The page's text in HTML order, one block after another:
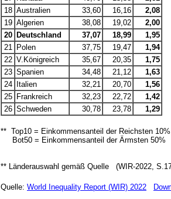
18 Australien 33,60 16,16
2,08
19 Algerien 38,08 19,02
2,00
20
Deutschland 37,07 18,99
1,95
21
Polen 37,75 19,47
1,94
22 V.Königreich 35,67 20,35
1,75
23 Spanien 34,48 21,12
1,63
24
Italien 32,21 20,70
1,56
25
Frankreich 32,23 22,72
1,42
26 Schweden 30,78 23,78 1,29
** Top10 = Einkommensanteil der Reichsten 10%
Bot50 = Einkommensanteil der Ärmsten 50%
** Länderauswahl gemäß Quelle (WIR-2022,
Quelle: World Inequality Report (WIR) 2022